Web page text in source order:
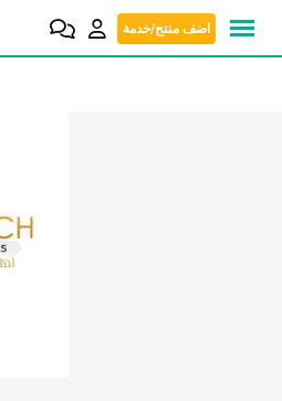
اضف منتج/خدمة